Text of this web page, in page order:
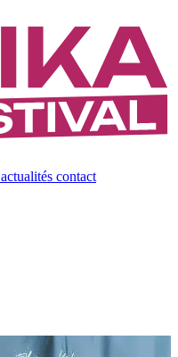
actualités contact